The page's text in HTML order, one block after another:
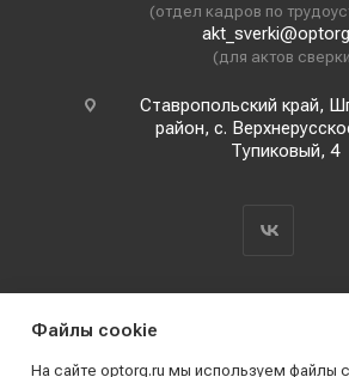
(отдел кадров по
(для актов
Ставропольский край,
район, с.
Тупиковый, 4
Файлы cookie
На сайте optorg.ru мы используем файлы